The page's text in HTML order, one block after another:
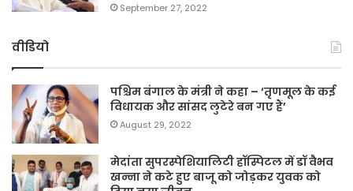
September 27, 2022
वीडियो
पश्चिम बंगाल के मंत्री ने कहा – ‘तृणमूल के कई
विधायक और सांसद लुटेरे बन गए हैं’
August 29, 2022
मेदांता सुपरस्पेशियालिटी हॉस्पिटल में डॉ वैभव
खन्ना ने कटे हुए बाजू को जोड़कर युवक को